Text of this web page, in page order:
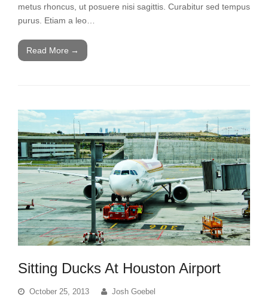
metus rhoncus, ut posuere nisi sagittis. Curabitur sed tempus
purus. Etiam a leo…
Read More →
Sitting Ducks At Houston Airport
October 25, 2013
Josh Goebel